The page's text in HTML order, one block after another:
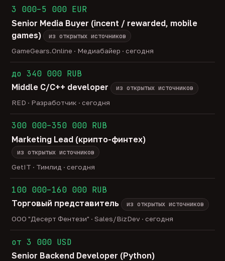
3 000–5 000 EUR
Senior Media Buyer (incent / rewarded, mobile
games)
из открытых источников
GameGears.Online · Медиабайер · сегодня
до 340 000 RUB
Middle C/C++ developer
из открытых источников
RED · Разработчик · сегодня
300 000–350 000 RUB
Marketing Lead (крипто-финтех)
из открытых источников
GetIT · Тимлид · сегодня
100 000–160 000 RUB
Торговый представитель
из открытых источников
ООО "Десерт Фентези" · Sales/BizDev · сегодня
от 3 000 USD
Senior Backend Developer (Python)